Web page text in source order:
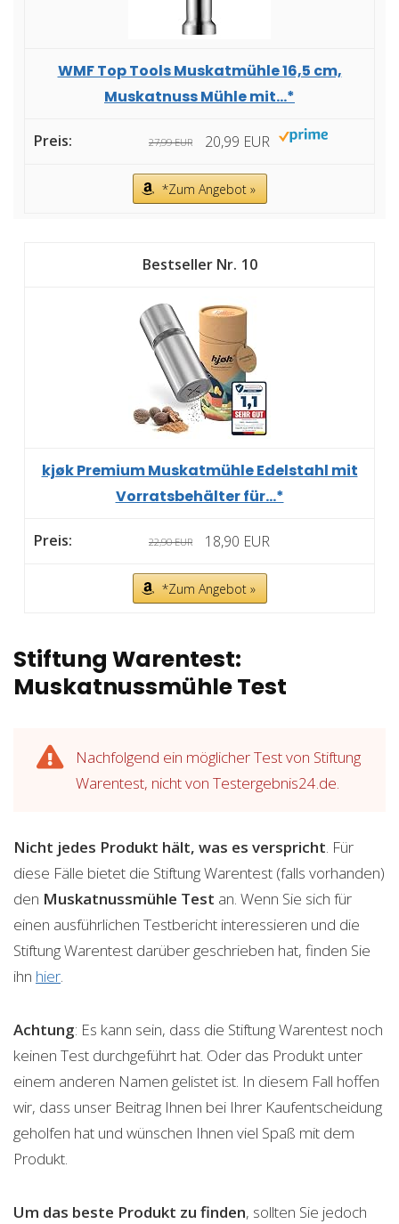
WMF Top Tools Muskatmühle 16,5 cm,
Muskatnuss Mühle mit...*
27,99 EUR 20,99 EUR
*Zum Angebot »
10
kjøk Premium Muskatmühle Edelstahl mit
Vorratsbehälter für...*
22,90 EUR 18,90 EUR
*Zum Angebot »
Stiftung Warentest:
Muskatnussmühle Test
Nachfolgend ein möglicher Test von Stiftung
Warentest, nicht von Testergebnis24.de.
Nicht jedes Produkt hält, was es verspricht. Für
diese Fälle bietet die Stiftung Warentest (falls vorhanden)
den Muskatnussmühle Test an. Wenn Sie sich für
einen ausführlichen Testbericht interessieren und die
Stiftung Warentest darüber geschrieben hat, finden Sie
ihn hier.
Achtung: Es kann sein, dass die Stiftung Warentest noch
keinen Test durchgeführt hat. Oder das Produkt unter
einem anderen Namen gelistet ist. In diesem Fall hoffen
wir, dass unser Beitrag Ihnen bei Ihrer Kaufentscheidung
geholfen hat und wünschen Ihnen viel Spaß mit dem
Produkt.
Um das beste Produkt zu finden, sollten Sie jedoch